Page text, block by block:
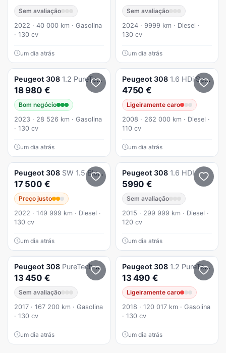
Sem avaliação
2022 · 40 000 km · Gasolina
· 130 cv
um dia atrás
Sem avaliação
2024 · 9999 km · Diesel ·
130 cv
um dia atrás
Peugeot 308 1.2 PureTech Active Pack
18 980 €
Bom negócio
2023 · 28 526 km · Gasolina
· 130 cv
um dia atrás
Peugeot 308 1.6 HDi Sport CVM6
4750 €
Ligeiramente caro
2008 · 262 000 km · Diesel ·
110 cv
um dia atrás
Peugeot 308 SW 1.5 BlueHDi Active Pack EAT8
17 500 €
Preço justo
2022 · 149 999 km · Diesel ·
130 cv
um dia atrás
Peugeot 308 1.6 HDI
5990 €
Sem avaliação
2015 · 299 999 km · Diesel ·
120 cv
um dia atrás
Peugeot 308 PureTech 130 Stop & Start GT-Line Edition
13 450 €
Sem avaliação
2017 · 167 200 km · Gasolina
· 130 cv
um dia atrás
Peugeot 308 1.2 PureTech GT Pack EAT8
13 490 €
Ligeiramente caro
2018 · 120 017 km · Gasolina
· 130 cv
um dia atrás